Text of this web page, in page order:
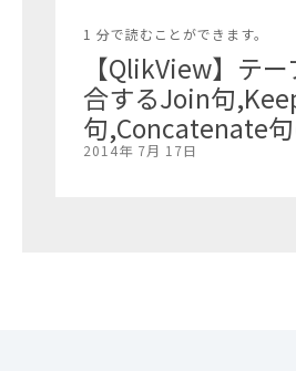
1 分で読むことができます。
【QlikView】テ
合するJoin句
句,Concatenate
2014年 7月 17日